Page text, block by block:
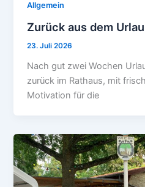
Allgemein
Zurück aus dem
23. Juli 2026
Nach gut zwei Wochen
zurück im Rathaus, mit
Motivation für die